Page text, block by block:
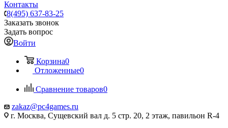
Контакты
8(495) 637-83-25
Заказать звонок
Задать вопрос
Войти
Корзина0
Отложенные0
Сравнение товаров0
zakaz@pc4games.ru
г. Москва, Сущевский вал д. 5 стр. 20, 2 этаж, павильон R-4